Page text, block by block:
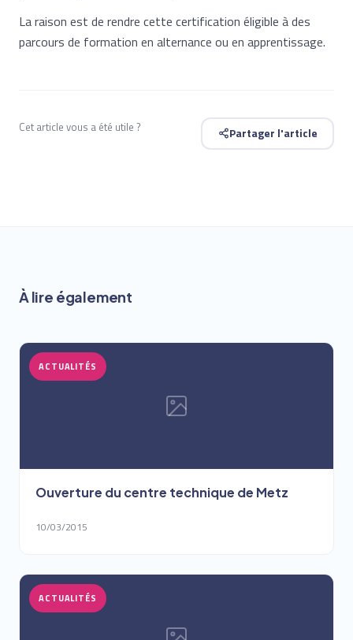
La raison est de rendre cette certification éligible à des
parcours de formation en alternance ou en apprentissage.
Cet article vous a été utile ? Partager l'article
À lire également
ACTUALITÉS
Ouverture du centre technique de Metz
10/03/2015
ACTUALITÉS